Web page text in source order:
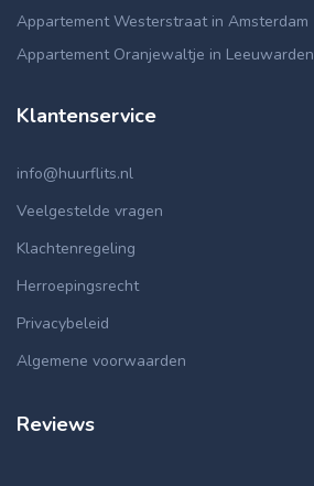
Appartement Westerstraat in Amsterdam
Appartement Oranjewaltje in Leeuwarden
Klantenservice
info@huurflits.nl
Veelgestelde vragen
Klachtenregeling
Herroepingsrecht
Privacybeleid
Algemene voorwaarden
Reviews